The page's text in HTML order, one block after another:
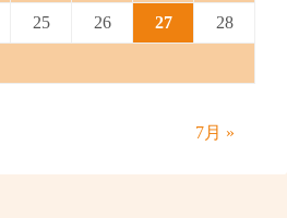
25 26 27 28
7月 »